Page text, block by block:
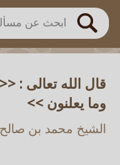
بحث
اللجنة الدائمة
قال الله تعالى :
وما يعلنون >>
الشيخ محمد بن صالح